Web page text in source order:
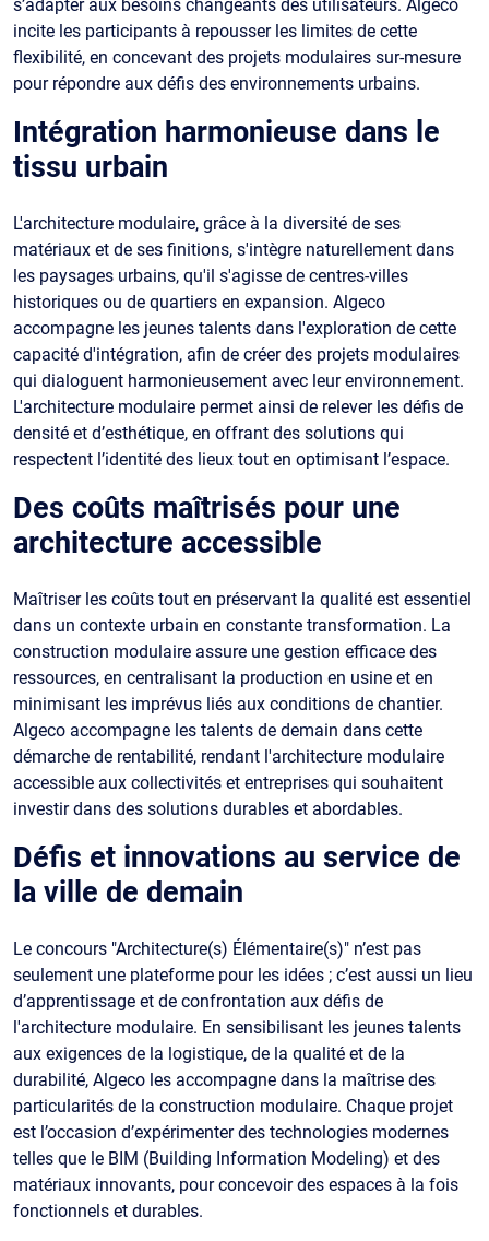
s’adapter aux besoins changeants des utilisateurs. Algeco
incite les participants à repousser les limites de cette
flexibilité, en concevant des projets modulaires sur-mesure
pour répondre aux défis des environnements urbains.
Intégration harmonieuse dans le
tissu urbain
L'architecture modulaire, grâce à la diversité de ses
matériaux et de ses finitions, s'intègre naturellement dans
les paysages urbains, qu'il s'agisse de centres-villes
historiques ou de quartiers en expansion. Algeco
accompagne les jeunes talents dans l'exploration de cette
capacité d'intégration, afin de créer des projets modulaires
qui dialoguent harmonieusement avec leur environnement.
L'architecture modulaire permet ainsi de relever les défis de
densité et d’esthétique, en offrant des solutions qui
respectent l’identité des lieux tout en optimisant l’espace.
Des coûts maîtrisés pour une
architecture accessible
Maîtriser les coûts tout en préservant la qualité est essentiel
dans un contexte urbain en constante transformation. La
construction modulaire assure une gestion efficace des
ressources, en centralisant la production en usine et en
minimisant les imprévus liés aux conditions de chantier.
Algeco accompagne les talents de demain dans cette
démarche de rentabilité, rendant l'architecture modulaire
accessible aux collectivités et entreprises qui souhaitent
investir dans des solutions durables et abordables.
Défis et innovations au service de
la ville de demain
Le concours "Architecture(s) Élémentaire(s)" n’est pas
seulement une plateforme pour les idées ; c’est aussi un lieu
d’apprentissage et de confrontation aux défis de
l'architecture modulaire. En sensibilisant les jeunes talents
aux exigences de la logistique, de la qualité et de la
durabilité, Algeco les accompagne dans la maîtrise des
particularités de la construction modulaire. Chaque projet
est l’occasion d’expérimenter des technologies modernes
telles que le BIM (Building Information Modeling) et des
matériaux innovants, pour concevoir des espaces à la fois
fonctionnels et durables.